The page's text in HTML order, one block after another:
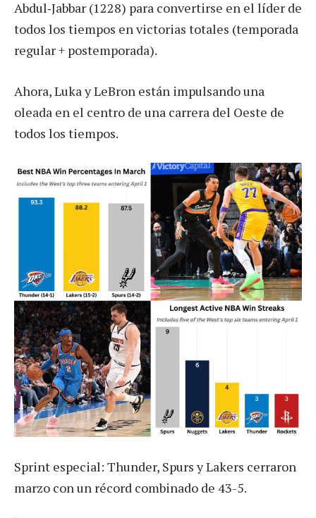
Abdul‑Jabbar (1228) para convertirse en el líder de
todos los tiempos en victorias totales (temporada
regular + postemporada).
Ahora, Luka y LeBron están impulsando una
oleada en el centro de una carrera del Oeste de
todos los tiempos.
Sprint especial: Thunder, Spurs y Lakers cerraron
marzo con un récord combinado de 43-5.